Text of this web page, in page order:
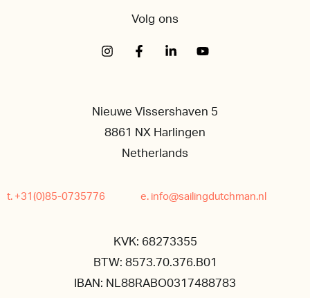
Volg ons
Nieuwe Vissershaven 5
8861 NX Harlingen
Netherlands
t. +31(0)85-0735776 e. info@sailingdutchman.nl
KVK: 68273355
BTW: 8573.70.376.B01
IBAN: NL88RABO0317488783